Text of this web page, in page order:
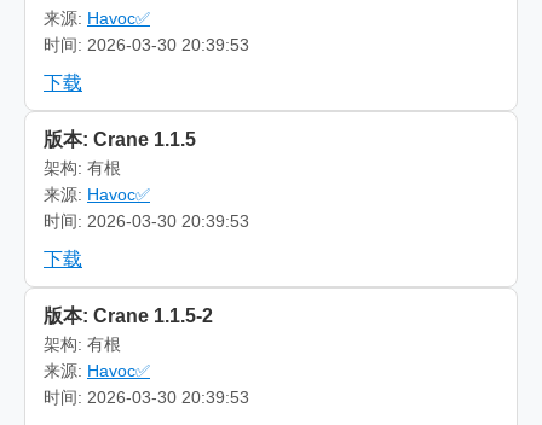
来源: Havoc✅
时间: 2026-03-30 20:39:53
下载
版本: Crane 1.1.5
架构: 有根
来源: Havoc✅
时间: 2026-03-30 20:39:53
下载
版本: Crane 1.1.5-2
架构: 有根
来源: Havoc✅
时间: 2026-03-30 20:39:53